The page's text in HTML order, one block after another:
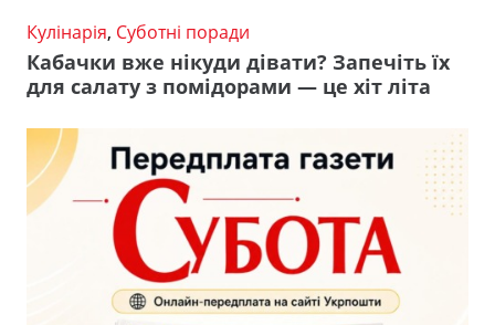
Кулінарія, Суботні поради
Кабачки вже нікуди дівати? Запечіть їх
для салату з помідорами — це хіт літа